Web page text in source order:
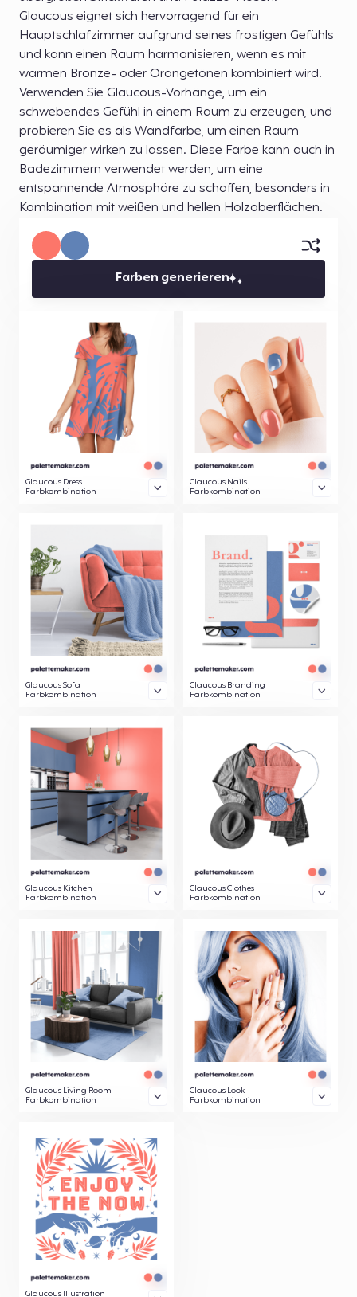
Glaucous eignet sich hervorragend für ein
Hauptschlafzimmer aufgrund seines frostigen Gefühls
und kann einen Raum harmonisieren, wenn es mit
warmen Bronze- oder Orangetönen kombiniert wird.
Verwenden Sie Glaucous-Vorhänge, um ein
schwebendes Gefühl in einem Raum zu erzeugen, und
probieren Sie es als Wandfarbe, um einen Raum
geräumiger wirken zu lassen. Diese Farbe kann auch in
Badezimmern verwendet werden, um eine
entspannende Atmosphäre zu schaffen, besonders in
Kombination mit weißen und hellen Holzoberflächen.
Farben generieren
Glaucous Dress
Farbkombination
Glaucous Nails
Farbkombination
Glaucous Sofa
Farbkombination
Glaucous Branding
Farbkombination
Glaucous Kitchen
Farbkombination
Glaucous Clothes
Farbkombination
Glaucous Living Room
Farbkombination
Glaucous Look
Farbkombination
Glaucous Illustration